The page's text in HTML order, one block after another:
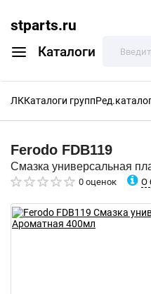
stparts.ru
Каталоги
ЛККаталоги групп
Ferodo FDB119
Смазка универсальная
0 оценок О